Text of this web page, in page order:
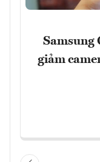
Samsung
giảm